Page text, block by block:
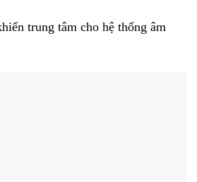
trung tâm cho hệ thống âm